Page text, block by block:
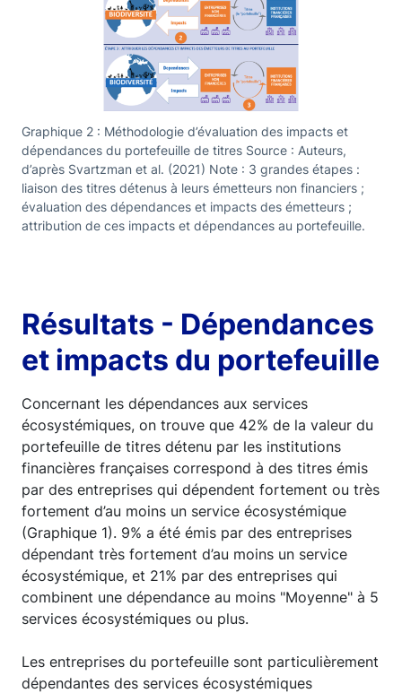
Graphique 2 : Méthodologie d’évaluation des impacts et
dépendances du portefeuille de titres Source : Auteurs,
d’après Svartzman et al. (2021) Note : 3 grandes étapes :
liaison des titres détenus à leurs émetteurs non financiers ;
évaluation des dépendances et impacts des émetteurs ;
attribution de ces impacts et dépendances au portefeuille.
Résultats - Dépendances
et impacts du portefeuille
Concernant les dépendances aux services
écosystémiques, on trouve que 42% de la valeur du
portefeuille de titres détenu par les institutions
financières françaises correspond à des titres émis
par des entreprises qui dépendent fortement ou très
fortement d’au moins un service écosystémique
(Graphique 1). 9% a été émis par des entreprises
dépendant très fortement d’au moins un service
écosystémique, et 21% par des entreprises qui
combinent une dépendance au moins "Moyenne" à 5
services écosystémiques ou plus.
Les entreprises du portefeuille sont particulièrement
dépendantes des services écosystémiques